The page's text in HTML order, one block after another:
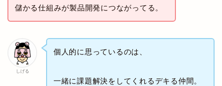
儲かる仕組みが製品開発につながってる。
しげる
個人的に思っているのは、
一緒に課題解決をしてくれるデキる仲間。